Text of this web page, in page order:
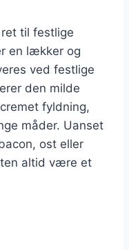
til festlige
en lækker og
ved festlige
den milde
fyldning,
måder. Uanset
ost eller
altid være et